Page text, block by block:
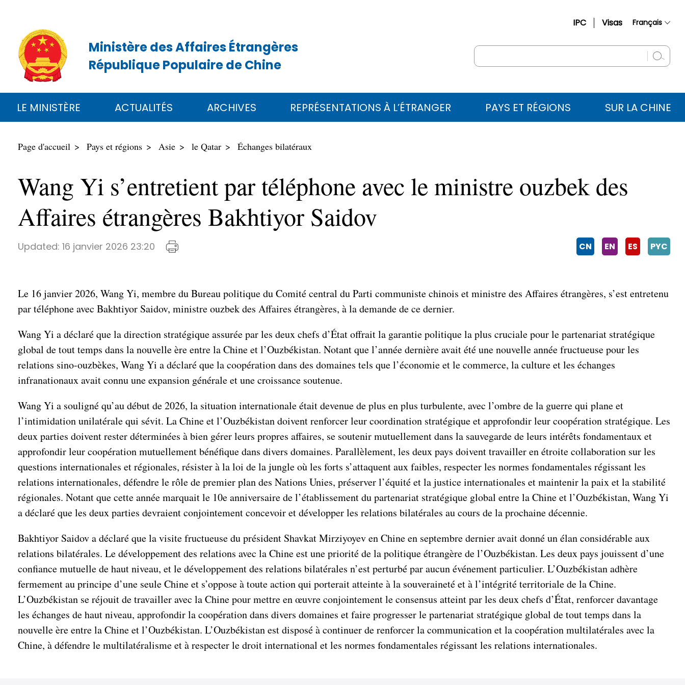
IPC Visas Français
English
عربي
Ministère des Affaires Étrangères
République Populaire de Chine
LE MINISTÈRE ACTUALITÉS ARCHIVES REPRÉSENTATIONS À L’ÉTRANGER PAYS ET RÉGIONS SUR LA CHINE
Page d'accueil Pays et régions Asie le Qatar Échanges bilatéraux
Wang Yi s’entretient par téléphone avec le ministre ouzbek des
Affaires étrangères Bakhtiyor Saidov
Updated: 16 janvier 2026 23:20 CN EN ES PYC
Le 16 janvier 2026, Wang Yi, membre du Bureau politique du Comité central du Parti communiste chinois et ministre des Affaires étrangères, s’est entretenu
par téléphone avec Bakhtiyor Saidov, ministre ouzbek des Affaires étrangères, à la demande de ce dernier.
Wang Yi a déclaré que la direction stratégique assurée par les deux chefs d’État offrait la garantie politique la plus cruciale pour le partenariat stratégique
global de tout temps dans la nouvelle ère entre la Chine et l’Ouzbékistan. Notant que l’année dernière avait été une nouvelle année fructueuse pour les
relations sino-ouzbèkes, Wang Yi a déclaré que la coopération dans des domaines tels que l’économie et le commerce, la culture et les échanges
infranationaux avait connu une expansion générale et une croissance soutenue.
Wang Yi a souligné qu’au début de 2026, la situation internationale était devenue de plus en plus turbulente, avec l’ombre de la guerre qui plane et
l’intimidation unilatérale qui sévit. La Chine et l’Ouzbékistan doivent renforcer leur coordination stratégique et approfondir leur coopération stratégique. Les
deux parties doivent rester déterminées à bien gérer leurs propres affaires, se soutenir mutuellement dans la sauvegarde de leurs intérêts fondamentaux et
approfondir leur coopération mutuellement bénéfique dans divers domaines. Parallèlement, les deux pays doivent travailler en étroite collaboration sur les
questions internationales et régionales, résister à la loi de la jungle où les forts s’attaquent aux faibles, respecter les normes fondamentales régissant les
relations internationales, défendre le rôle de premier plan des Nations Unies, préserver l’équité et la justice internationales et maintenir la paix et la stabilité
régionales. Notant que cette année marquait le 10e anniversaire de l’établissement du partenariat stratégique global entre la Chine et l’Ouzbékistan, Wang Yi
a déclaré que les deux parties devraient conjointement concevoir et développer les relations bilatérales au cours de la prochaine décennie.
Bakhtiyor Saidov a déclaré que la visite fructueuse du président Shavkat Mirziyoyev en Chine en septembre dernier avait donné un élan considérable aux
relations bilatérales. Le développement des relations avec la Chine est une priorité de la politique étrangère de l’Ouzbékistan. Les deux pays jouissent d’une
confiance mutuelle de haut niveau, et le développement des relations bilatérales n’est perturbé par aucun événement particulier. L’Ouzbékistan adhère
fermement au principe d’une seule Chine et s’oppose à toute action qui porterait atteinte à la souveraineté et à l’intégrité territoriale de la Chine.
L’Ouzbékistan se réjouit de travailler avec la Chine pour mettre en œuvre conjointement le consensus atteint par les deux chefs d’État, renforcer davantage
les échanges de haut niveau, approfondir la coopération dans divers domaines et faire progresser le partenariat stratégique global de tout temps dans la
nouvelle ère entre la Chine et l’Ouzbékistan. L’Ouzbékistan est disposé à continuer de renforcer la communication et la coopération multilatérales avec la
Chine, à défendre le multilatéralisme et à respecter le droit international et les normes fondamentales régissant les relations internationales.